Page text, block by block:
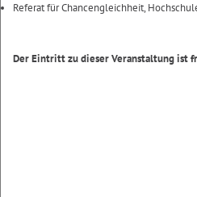
Referat für Chancengleichheit,
Der Eintritt zu dieser Veranstaltung ist